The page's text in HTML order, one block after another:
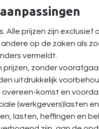
Alle prijzen zijn
op de zaken als
vermeldt.
prijzen, zonder
uitdrukkelijk
komst en
(werkgevers)lasten
lasten, heffingen en